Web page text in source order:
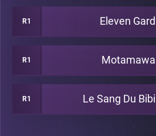
R1 Eleven Gard
R1 Motamawa
R1 Le Sang Du Bibi